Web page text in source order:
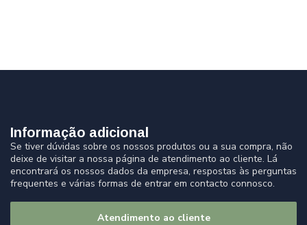
Informação adicional
Se tiver dúvidas sobre os nossos produtos ou a sua compra, não
deixe de visitar a nossa página de atendimento ao cliente. Lá
encontrará os nossos dados da empresa, respostas às perguntas
frequentes e várias formas de entrar em contacto connosco.
Atendimento ao cliente